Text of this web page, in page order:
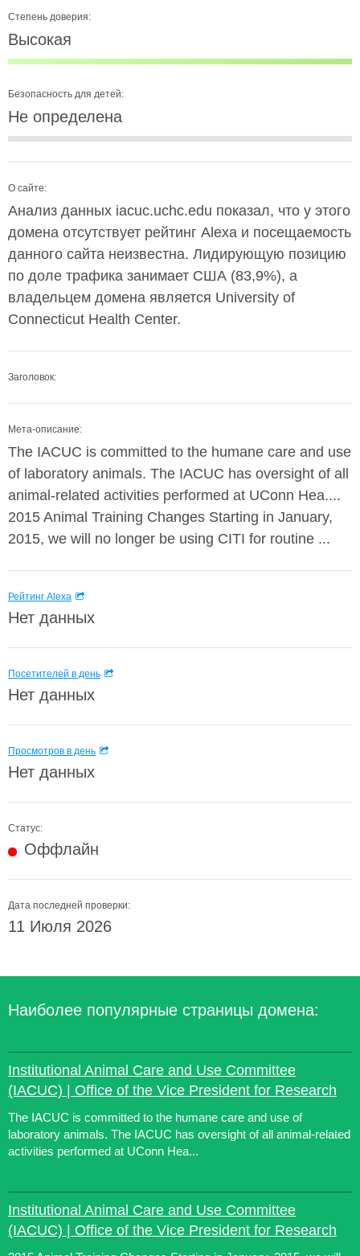
Степень доверия:
Высокая
Безопасность для детей:
Не определена
О сайте:
Анализ данных iacuc.uchc.edu показал, что у этого
домена отсутствует рейтинг Alexa и посещаемость
данного сайта неизвестна. Лидирующую позицию
по доле трафика занимает США (83,9%), а
владельцем домена является University of
Connecticut Health Center.
Заголовок:
Мета-описание:
The IACUC is committed to the humane care and use
of laboratory animals. The IACUC has oversight of all
animal-related activities performed at UConn Hea....
2015 Animal Training Changes Starting in January,
2015, we will no longer be using CITI for routine ...
Рейтинг Alexa
Нет данных
Посетителей в день
Нет данных
Просмотров в день
Нет данных
Статус:
Оффлайн
Дата последней проверки:
11 Июля 2026
Наиболее популярные страницы домена:
Institutional Animal Care and Use Committee
(IACUC) | Office of the Vice President for Research
The IACUC is committed to the humane care and use of
laboratory animals. The IACUC has oversight of all animal-related
activities performed at UConn Hea...
Institutional Animal Care and Use Committee
(IACUC) | Office of the Vice President for Research